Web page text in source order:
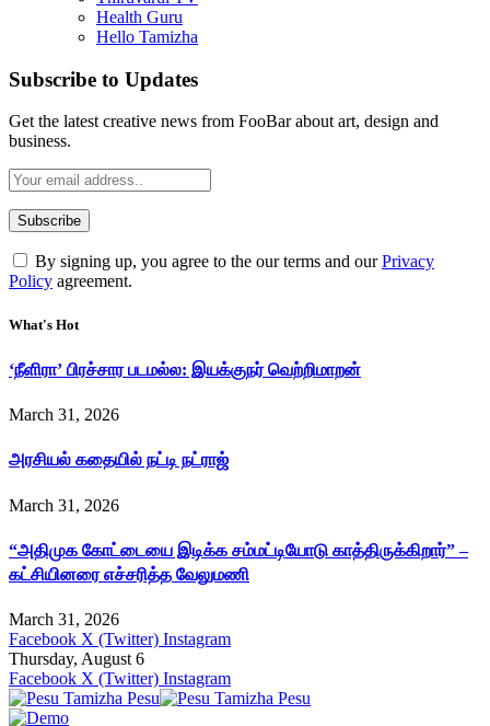
Health Guru
Hello Tamizha
Subscribe to Updates
Get the latest creative news from FooBar about art, design and
business.
By signing up, you agree to the our terms and ourPrivacy
Policy agreement.
What's Hot
‘நீளிரா’ பிரச்சார படமல்ல: இயக்குநர் வெற்றிமாறன்
March 31, 2026
அரசியல் கதையில் நட்டி நட்ராஜ்
March 31, 2026
“அதிமுக கோட்டையை இடிக்க சம்மட்டியோடு காத்திருக்கிறார்” –
கட்சியினரை எச்சரித்த வேலுமணி
March 31, 2026
Facebook X (Twitter) Instagram
Thursday, August 6
Facebook X (Twitter) Instagram